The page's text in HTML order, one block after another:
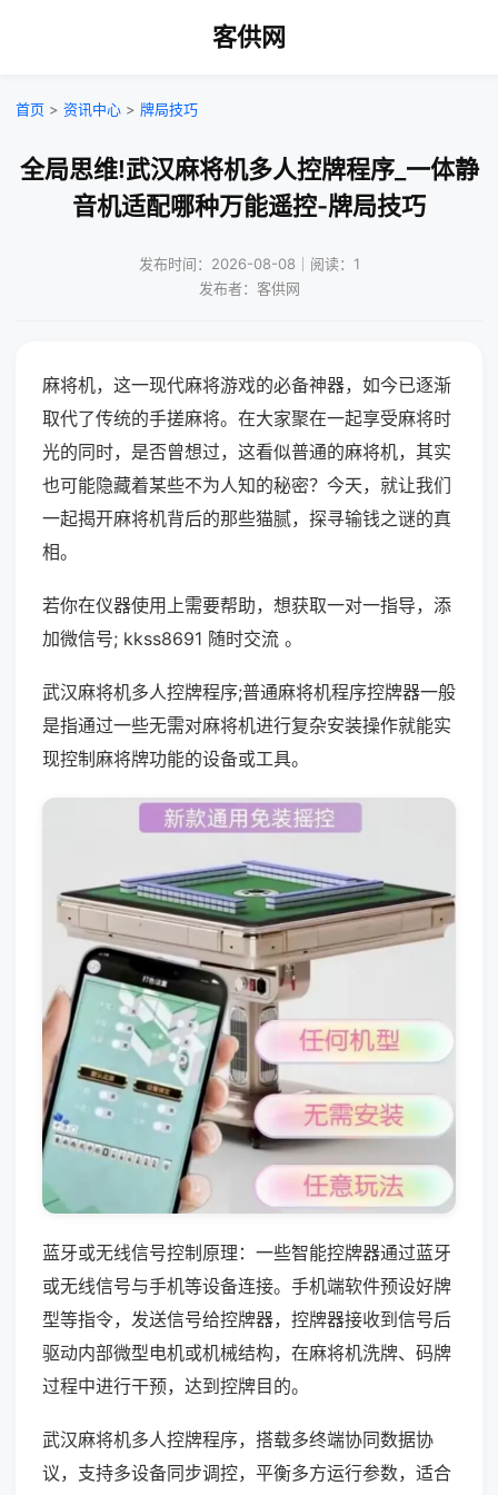
客供网
首页 > 资讯中心 > 牌局技巧
全局思维!武汉麻将机多人控牌程序_一体静
音机适配哪种万能遥控-牌局技巧
发布时间：2026-08-08｜阅读：1
发布者：客供网
麻将机，这一现代麻将游戏的必备神器，如今已逐渐
取代了传统的手搓麻将。在大家聚在一起享受麻将时
光的同时，是否曾想过，这看似普通的麻将机，其实
也可能隐藏着某些不为人知的秘密？今天，就让我们
一起揭开麻将机背后的那些猫腻，探寻输钱之谜的真
相。
若你在仪器使用上需要帮助，想获取一对一指导，添
加微信号; kkss8691 随时交流 。
武汉麻将机多人控牌程序;普通麻将机程序控牌器一般
是指通过一些无需对麻将机进行复杂安装操作就能实
现控制麻将牌功能的设备或工具。
蓝牙或无线信号控制原理：一些智能控牌器通过蓝牙
或无线信号与手机等设备连接。手机端软件预设好牌
型等指令，发送信号给控牌器，控牌器接收到信号后
驱动内部微型电机或机械结构，在麻将机洗牌、码牌
过程中进行干预，达到控牌目的。
武汉麻将机多人控牌程序，搭载多终端协同数据协
议，支持多设备同步调控，平衡多方运行参数，适合